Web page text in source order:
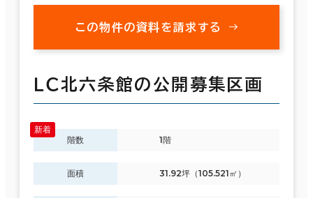
この物件の資料を請求する
ＬＣ北六条館の公開募集区画
階数 1階
面積 31.92坪（105.521㎡）